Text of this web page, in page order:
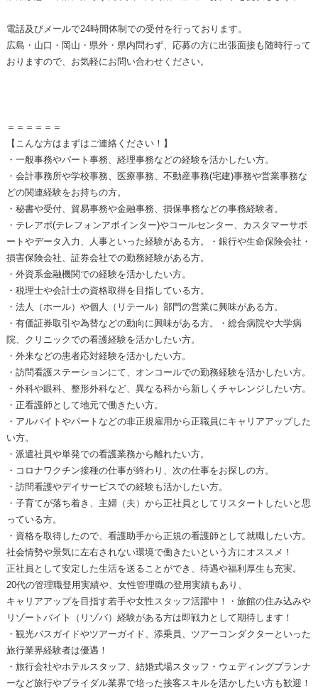
電話及びメールで24時間体制での受付を行っております。
広島・山口・岡山・県外・県内問わず、応募の方に出張面接も随時行って
おりますので、お気軽にお問い合わせください。
＝＝＝＝＝＝
【こんな方はまずはご連絡ください！】
・一般事務やパート事務、経理事務などの経験を活かしたい方。
・会計事務所や学校事務、医療事務、不動産事務(宅建)事務や営業事務な
どの関連経験をお持ちの方。
・秘書や受付、貿易事務や金融事務、損保事務などの事務経験者。
・テレアポ(テレフォンアポインター)やコールセンター、カスタマーサポ
ートやデータ入力、人事といった経験がある方。・銀行や生命保険会社・
損害保険会社、証券会社での勤務経験がある方。
・外資系金融機関での経験を活かしたい方。
・税理士や会計士の資格取得を目指している方。
・法人（ホール）や個人（リテール）部門の営業に興味がある方。
・有価証券取引や為替などの動向に興味がある方。・総合病院や大学病
院、クリニックでの看護経験を活かしたい方。
・外来などの患者応対経験を活かしたい方。
・訪問看護ステーションにて、オンコールでの勤務経験を活かしたい方。
・外科や眼科、整形外科など、異なる科から新しくチャレンジしたい方。
・正看護師として地元で働きたい方。
・アルバイトやパートなどの非正規雇用から正職員にキャリアアップした
い方。
・派遣社員や単発での看護業務から離れたい方。
・コロナワクチン接種の仕事が終わり、次の仕事をお探しの方。
・訪問看護やデイサービスでの経験も活かしたい方。
・子育てが落ち着き、主婦（夫）から正社員としてリスタートしたいと思
っている方。
・資格を取得したので、看護助手から正規の看護師として就職したい方。
社会情勢や景気に左右されない環境で働きたいという方にオススメ！
正社員として安定した生活を送ることができ、待遇や福利厚生も充実。
20代の管理職登用実績や、女性管理職の登用実績もあり、
キャリアアップを目指す若手や女性スタッフ活躍中！・旅館の住み込みや
リゾートバイト（リゾバ）経験がある方は即戦力として期待します！
・観光バスガイドやツアーガイド、添乗員、ツアーコンダクターといった
旅行業界経験者は優遇！
・旅行会社やホテルスタッフ、結婚式場スタッフ・ウェディングプランナ
ーなど旅行やブライダル業界で培った接客スキルを活かしたい方も歓迎！